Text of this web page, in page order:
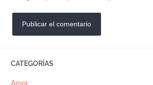
CATEGORÍAS
Amor